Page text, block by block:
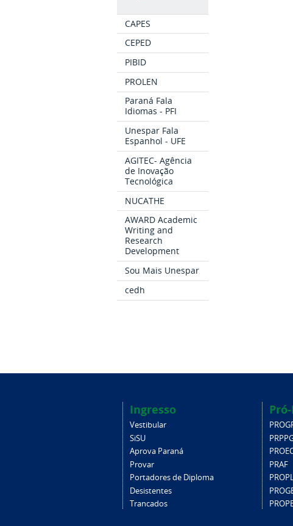
CAPES
CEPED
PIBID
PROLEN
Paraná Fala
Idiomas - PFI
Unespar Fala
Espanhol - UFE
AGITEC- Agência
de Inovação
Tecnológica
NUCATHE
AWARD Academic
Writing and
Research
Development
Sou Mais Unespar
cedh
Ingresso
Vestibular
SiSU
Aprova Paraná
Provar
Portadores de Diploma
Desistentes
Trancados
PRAF